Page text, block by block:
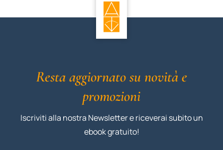
Resta aggiornato su novità e
promozioni
Iscriviti alla nostra Newsletter e riceverai subito un
ebook gratuito!